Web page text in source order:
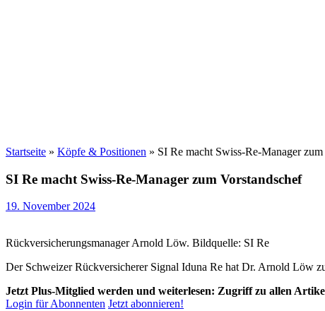
Startseite » Köpfe & Positionen » SI Re macht Swiss-Re-Manager
SI Re macht Swiss-Re-Manager zum Vorstandschef
19. November 2024
Rückversicherungsmanager Arnold Löw. Bildquelle: SI Re
Der Schweizer Rückversicherer Signal Iduna Re hat Dr. Arnold Löw
Jetzt Plus-Mitglied werden und weiterlesen: Zugriff zu allen
Login für Abonnenten Jetzt abonnieren!